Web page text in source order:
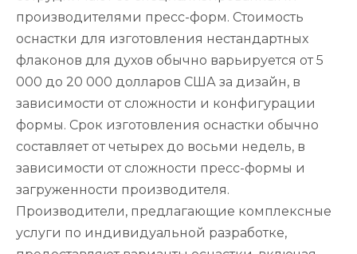
производителями пресс-форм. Стоимость
оснастки для изготовления нестандартных
флаконов для духов обычно варьируется от 5
000 до 20 000 долларов США за дизайн, в
зависимости от сложности и конфигурации
формы. Срок изготовления оснастки обычно
составляет от четырех до восьми недель, в
зависимости от сложности пресс-формы и
загруженности производителя.
Производители, предлагающие комплексные
услуги по индивидуальной разработке,